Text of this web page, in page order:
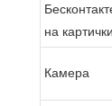
на картички
Камера